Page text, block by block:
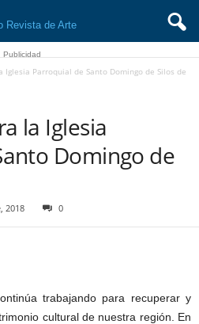
Publicidad
Iglesia Parroquial de Santo Domingo de Silos de
la Iglesia
Domingo de
2018 0
trabajando para recuperar y
cultural de nuestra región. En